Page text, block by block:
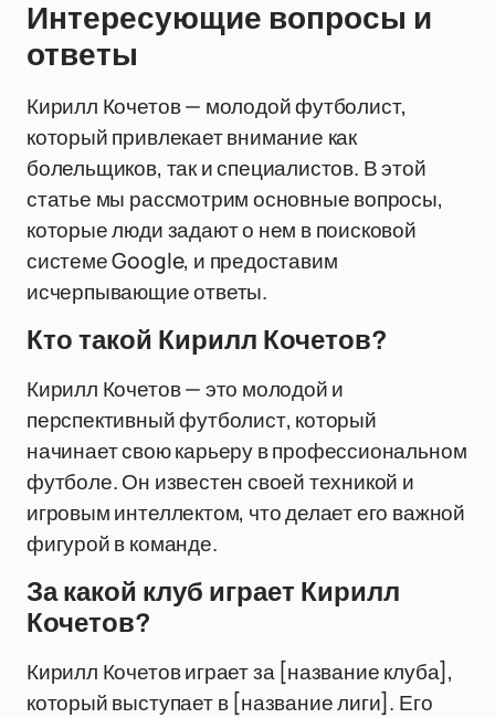
Интересующие вопросы и
ответы
Кирилл Кочетов — молодой футболист,
который привлекает внимание как
болельщиков, так и специалистов. В этой
статье мы рассмотрим основные вопросы,
которые люди задают о нем в поисковой
системе Google, и предоставим
исчерпывающие ответы.
Кто такой Кирилл Кочетов?
Кирилл Кочетов — это молодой и
перспективный футболист, который
начинает свою карьеру в профессиональном
футболе. Он известен своей техникой и
игровым интеллектом, что делает его важной
фигурой в команде.
За какой клуб играет Кирилл
Кочетов?
Кирилл Кочетов играет за [название клуба],
который выступает в [название лиги]. Его